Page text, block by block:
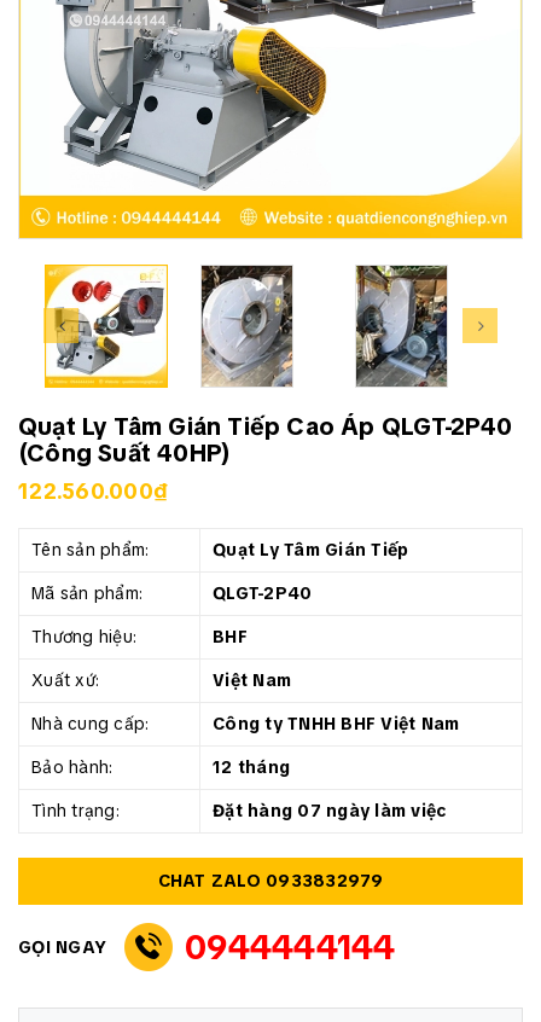
Quạt Ly Tâm Gián Tiếp Cao Áp QLGT-2P40
(Công Suất 40HP)
122.560.000₫
Tên sản phẩm:
Quạt Ly Tâm Gián Tiếp
Mã sản phẩm:
QLGT-2P40
Thương hiệu:
BHF
Xuất xứ:
Việt Nam
Nhà cung cấp:
Công ty TNHH BHF Việt Nam
Bảo hành:
12 tháng
Tình trạng:
Đặt hàng 07 ngày làm việc
CHAT ZALO 0933832979
GỌI NGAY 0944444144